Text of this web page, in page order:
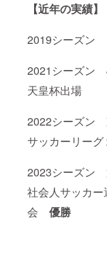
【近年の実績】
2019シーズン
2021シーズン
天皇杯出場
2022シーズン
サッカーリー
2023シーズン
社会人サッカー
会 優勝